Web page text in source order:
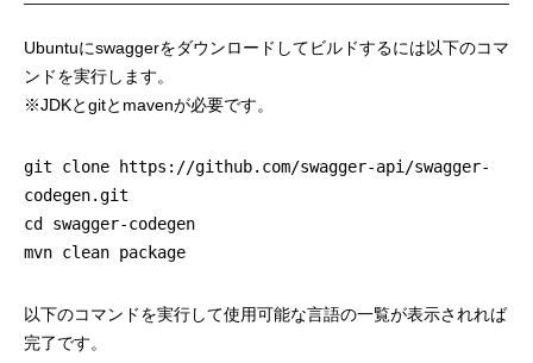
Ubuntuにswaggerをダウンロードしてビルドするには以下のコマ
ンドを実行します。
※JDKとgitとmavenが必要です。
git clone https://github.com/swagger-api/swagger-
codegen.git
cd swagger-codegen
mvn clean package
以下のコマンドを実行して使用可能な言語の一覧が表示されれば
完了です。